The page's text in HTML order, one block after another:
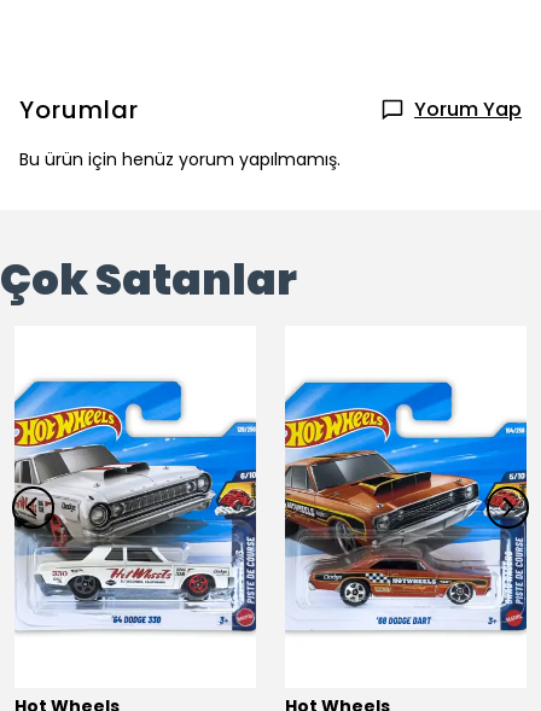
Yorumlar Yorum Yap
Bu ürün için henüz yorum yapılmamış.
Çok Satanlar
Hot Wheels Hot Wheels